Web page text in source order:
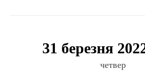
31 березня
четвер